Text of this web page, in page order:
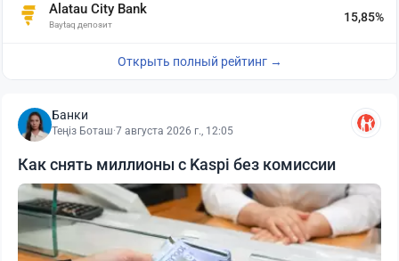
Alatau City Bank
Baytaq депозит
15,85%
Открыть полный рейтинг →
Банки
Теңіз Боташ·7 августа 2026 г., 12:05
Как снять миллионы с Kaspi без комиссии